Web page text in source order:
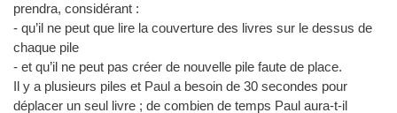
prendra, considérant :
- qu’il ne peut que lire la couverture des livres sur le dessus de
chaque pile
- et qu’il ne peut pas créer de nouvelle pile faute de place.
Il y a plusieurs piles et Paul a besoin de 30 secondes pour
déplacer un seul livre ; de combien de temps Paul aura-t-il